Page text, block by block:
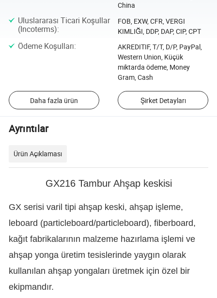
China
Uluslararası Ticari Koşullar
(Incoterms):
FOB, EXW, CFR, VERGI
KIMLIĞI, DDP, DAP, CIP, CPT
Ödeme Koşulları:
AKREDITIF, T/T, D/P, PayPal,
Western Union, Küçük
miktarda ödeme, Money
Gram, Cash
Daha fazla ürün Şirket Detayları
Ayrıntılar
Ürün Açıklaması
GX216 Tambur Ahşap keskisi
GX serisi varil tipi ahşap keski, ahşap işleme,
leboard (particleboard/particleboard), fiberboard,
kağıt fabrikalarının malzeme hazırlama işlemi ve
ahşap yonga üretim tesislerinde yaygın olarak
kullanılan ahşap yongaları üretmek için özel bir
ekipmandır.